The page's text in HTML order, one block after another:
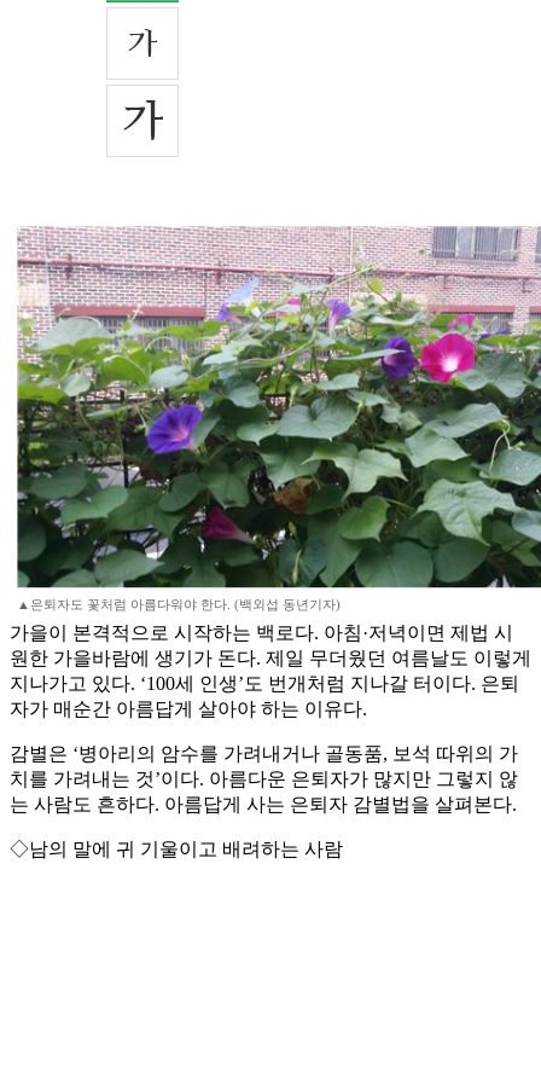
▲은퇴자도 꽃처럼 아름다워야 한다. (백외섭 동년기자)
가을이 본격적으로 시작하는 백로다. 아침·저녁이면 제법 시
원한 가을바람에 생기가 돈다. 제일 무더웠던 여름날도 이렇게
지나가고 있다. ‘100세 인생’도 번개처럼 지나갈 터이다. 은퇴
자가 매순간 아름답게 살아야 하는 이유다.
감별은 ‘병아리의 암수를 가려내거나 골동품, 보석 따위의 가
치를 가려내는 것’이다. 아름다운 은퇴자가 많지만 그렇지 않
는 사람도 흔하다. 아름답게 사는 은퇴자 감별법을 살펴본다.
◇남의 말에 귀 기울이고 배려하는 사람